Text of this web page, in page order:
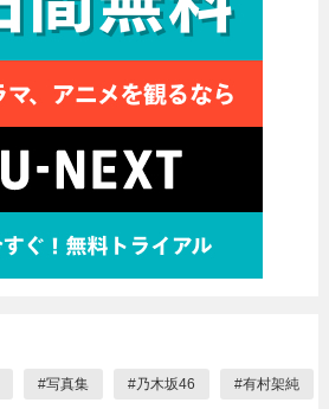
#写真集 #乃木坂46 #有村架純